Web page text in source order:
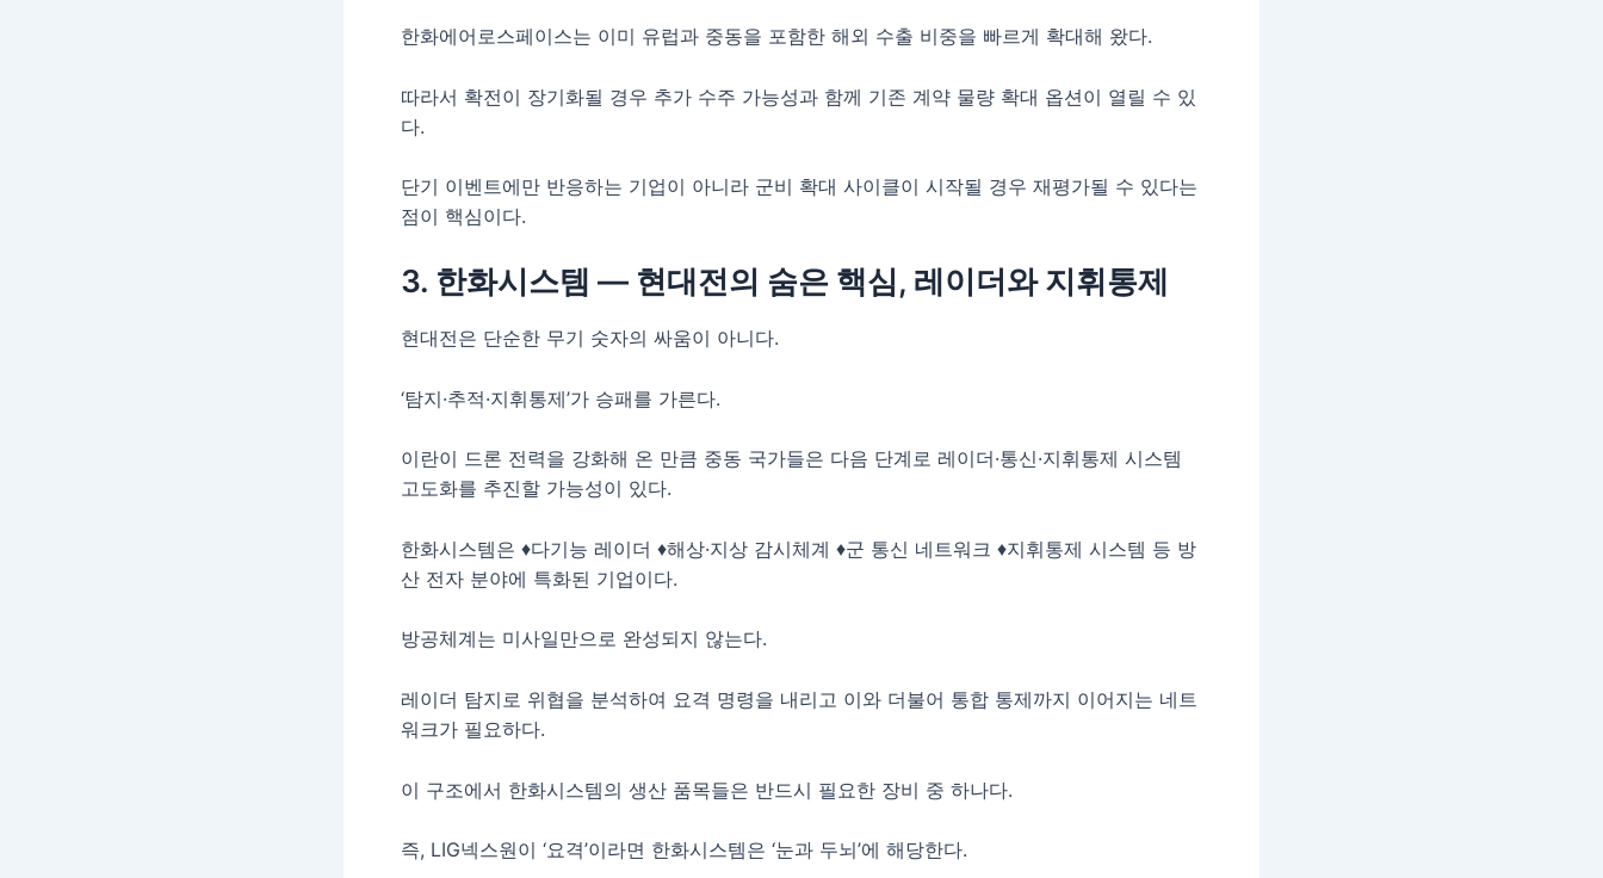
한화에어로스페이스는 이미 유럽과 중동을 포함한 해외 수출 비중을 빠르게 확대해 왔다.
따라서 확전이 장기화될 경우 추가 수주 가능성과 함께 기존 계약 물량 확대 옵션이 열릴 수 있
다.
단기 이벤트에만 반응하는 기업이 아니라 군비 확대 사이클이 시작될 경우 재평가될 수 있다는
점이 핵심이다.
3. 한화시스템 — 현대전의 숨은 핵심, 레이더와 지휘통제
현대전은 단순한 무기 숫자의 싸움이 아니다.
‘탐지·추적·지휘통제’가 승패를 가른다.
이란이 드론 전력을 강화해 온 만큼 중동 국가들은 다음 단계로 레이더·통신·지휘통제 시스템
고도화를 추진할 가능성이 있다.
한화시스템은 ♦다기능 레이더 ♦해상·지상 감시체계 ♦군 통신 네트워크 ♦지휘통제 시스템 등 방
산 전자 분야에 특화된 기업이다.
방공체계는 미사일만으로 완성되지 않는다.
레이더 탐지로 위협을 분석하여 요격 명령을 내리고 이와 더불어 통합 통제까지 이어지는 네트
워크가 필요하다.
이 구조에서 한화시스템의 생산 품목들은 반드시 필요한 장비 중 하나다.
즉, LIG넥스원이 ‘요격’이라면 한화시스템은 ‘눈과 두뇌’에 해당한다.